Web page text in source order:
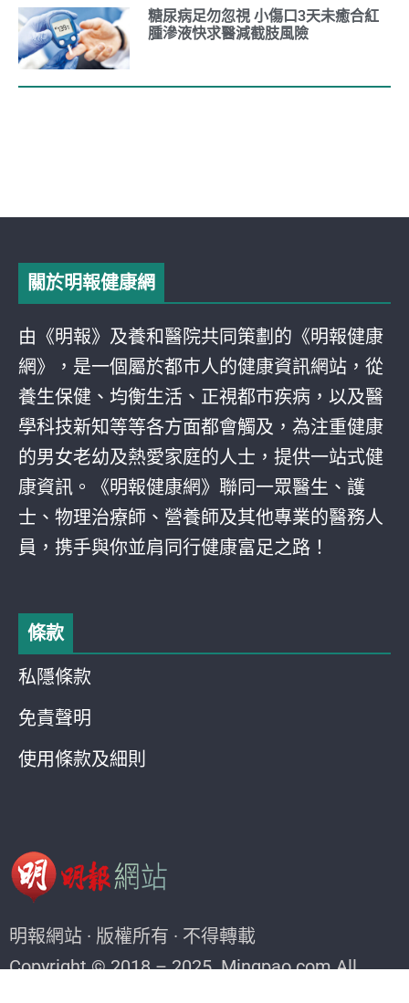
糖尿病足勿忽視 小傷口3天未癒合紅
腫滲液快求醫減截肢風險
關於明報健康網
由《明報》及養和醫院共同策劃的《明報健康
網》，是一個屬於都巿人的健康資訊網站，從
養生保健、均衡生活、正視都巿疾病，以及醫
學科技新知等等各方面都會觸及，為注重健康
的男女老幼及熱愛家庭的人士，提供一站式健
康資訊。《明報健康網》聯同一眾醫生、護
士、物理治療師、營養師及其他專業的醫務人
員，携手與你並肩同行健康富足之路！
條款
私隱條款
免責聲明
使用條款及細則
明報網站 · 版權所有 · 不得轉載
Copyright © 2018 – 2025. Mingpao.com All